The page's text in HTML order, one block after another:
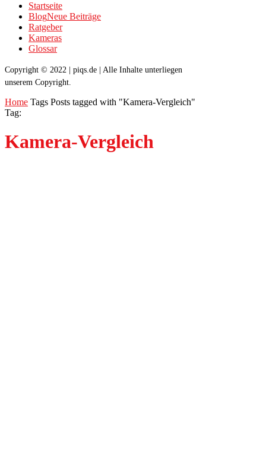
Startseite
BlogNeue Beiträge
Ratgeber
Kameras
Glossar
Copyright © 2022 | piqs.de | Alle Inhalte unterliegen
unserem Copyright.
Home Tags Posts tagged with "Kamera-Vergleich"
Tag:
Kamera-Vergleich